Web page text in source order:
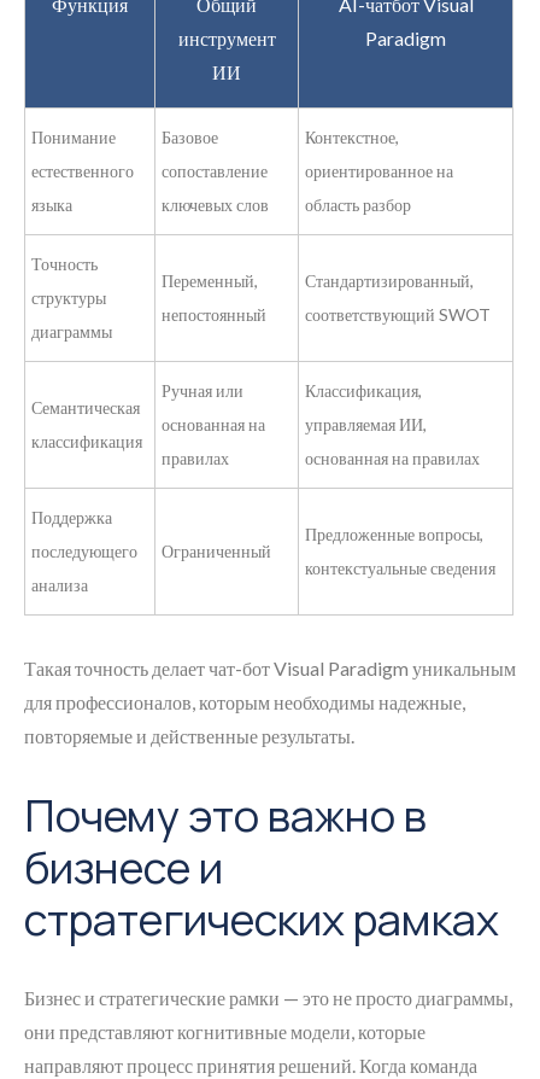
инструмент
ИИ
Paradigm
Понимание
естественного
языка
Базовое
сопоставление
ключевых слов
Контекстное,
ориентированное на
область разбор
Точность
структуры
диаграммы
Переменный,
непостоянный
Стандартизированный,
соответствующий SWOT
Семантическая
классификация
Ручная или
основанная на
правилах
Классификация,
управляемая ИИ,
основанная на правилах
Поддержка
последующего
анализа
Ограниченный
Предложенные вопросы,
контекстуальные сведения
Такая точность делает чат-бот Visual Paradigm уникальным
для профессионалов, которым необходимы надежные,
повторяемые и действенные результаты.
Почему это важно в
бизнесе и
стратегических рамках
Бизнес и стратегические рамки — это не просто диаграммы,
они представляют когнитивные модели, которые
направляют процесс принятия решений. Когда команда